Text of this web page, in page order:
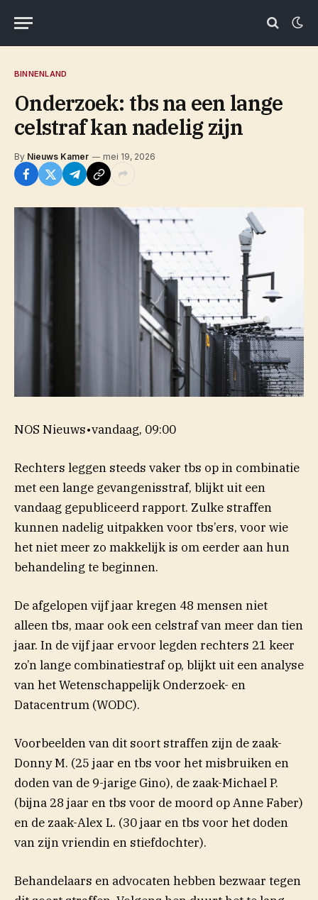
BINNENLAND
Onderzoek: tbs na een lange
celstraf kan nadelig zijn
By Nieuws Kamer mei 19, 2026
NOS Nieuws•vandaag, 09:00
Rechters leggen steeds vaker tbs op in combinatie
met een lange gevangenisstraf, blijkt uit een
vandaag gepubliceerd rapport. Zulke straffen
kunnen nadelig uitpakken voor tbs’ers, voor wie
het niet meer zo makkelijk is om eerder aan hun
behandeling te beginnen.
De afgelopen vijf jaar kregen 48 mensen niet
alleen tbs, maar ook een celstraf van meer dan tien
jaar. In de vijf jaar ervoor legden rechters 21 keer
zo’n lange combinatiestraf op, blijkt uit een analyse
van het Wetenschappelijk Onderzoek- en
Datacentrum (WODC).
Voorbeelden van dit soort straffen zijn de zaak-
Donny M. (25 jaar en tbs voor het misbruiken en
doden van de 9-jarige Gino), de zaak-Michael P.
(bijna 28 jaar en tbs voor de moord op Anne Faber)
en de zaak-Alex L. (30 jaar en tbs voor het doden
van zijn vriendin en stiefdochter).
Behandelaars en advocaten hebben bezwaar tegen